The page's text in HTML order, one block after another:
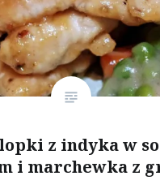
z indyka w
i marchewka z